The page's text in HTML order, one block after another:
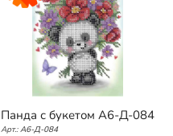
Панда с букетом А6-Д-084
Арт.: А6-Д-084